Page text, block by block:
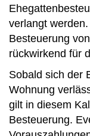
verlangt
Besteuerung
rückwirkend für
Sobald sich der
Wohnung
gilt in diesem
Besteuerung.